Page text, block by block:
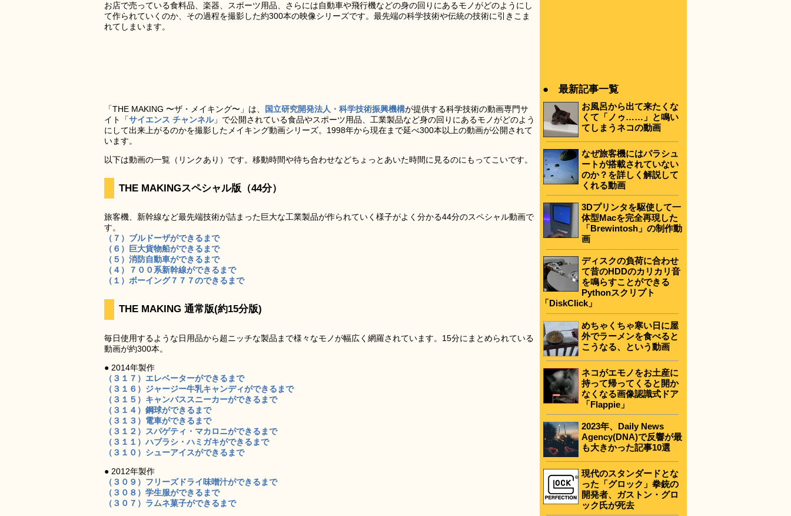
お店で売っている食料品、楽器、スポーツ用品、さらには自動車や飛行機などの身の回りにあるモノがどのようにし
て作られていくのか、その過程を撮影した約300本の映像シリーズです。最先端の科学技術や伝統の技術に引きこま
れてしまいます。
「THE MAKING 〜ザ・メイキング〜」は、 国立研究開発法人・科学技術振興機構が提供する科学技術の動画専門サ
イト「サイエンス チャンネル」で公開されている食品やスポーツ用品、工業製品など身の回りにあるモノがどのよう
にして出来上がるのかを撮影したメイキング動画シリーズ。1998年から現在まで延べ300本以上の動画が公開されて
います。
以下は動画の一覧（リンクあり）です。移動時間や待ち合わせなどちょっとあいた時間に見るのにもってこいです。
THE MAKINGスペシャル版（44分）
旅客機、新幹線など最先端技術が詰まった巨大な工業製品が作られていく様子がよく分かる44分のスペシャル動画で
す。
（７）ブルドーザができるまで
（６）巨大貨物船ができるまで
（５）消防自動車ができるまで
（４）７００系新幹線ができるまで
（１）ボーイング７７７のできるまで
THE MAKING 通常版(約15分版)
毎日使用するような日用品から超ニッチな製品まで様々なモノが幅広く網羅されています。15分にまとめられている
動画が約300本。
● 2014年製作
（３１７）エレベーターができるまで
（３１６）ジャージー牛乳キャンディができるまで
（３１５）キャンバススニーカーができるまで
（３１４）鋼球ができるまで
（３１３）電車ができるまで
（３１２）スパゲティ・マカロニができるまで
（３１１）ハブラシ・ハミガキができるまで
（３１０）シューアイスができるまで
● 2012年製作
（３０９）フリーズドライ味噌汁ができるまで
（３０８）学生服ができるまで
（３０７）ラムネ菓子ができるまで
● 最新記事一覧
お風呂から出て来たくな
くて「ノゥ……」と鳴い
てしまうネコの動画
なぜ旅客機にはパラシュ
ートが搭載されていない
のか？を詳しく解説して
くれる動画
3Dプリンタを駆使して一
体型Macを完全再現した
「Brewintosh」の制作動
画
ディスクの負荷に合わせ
て昔のHDDのカリカリ音
を鳴らすことができる
Pythonスクリプト
「DiskClick」
めちゃくちゃ寒い日に屋
外でラーメンを食べると
こうなる、という動画
ネコがエモノをお土産に
持って帰ってくると開か
なくなる画像認識式ドア
「Flappie」
2023年、Daily News
Agency(DNA)で反響が最
も大きかった記事10選
現代のスタンダードとな
った「グロック」拳銃の
開発者、ガストン・グロ
ック氏が死去